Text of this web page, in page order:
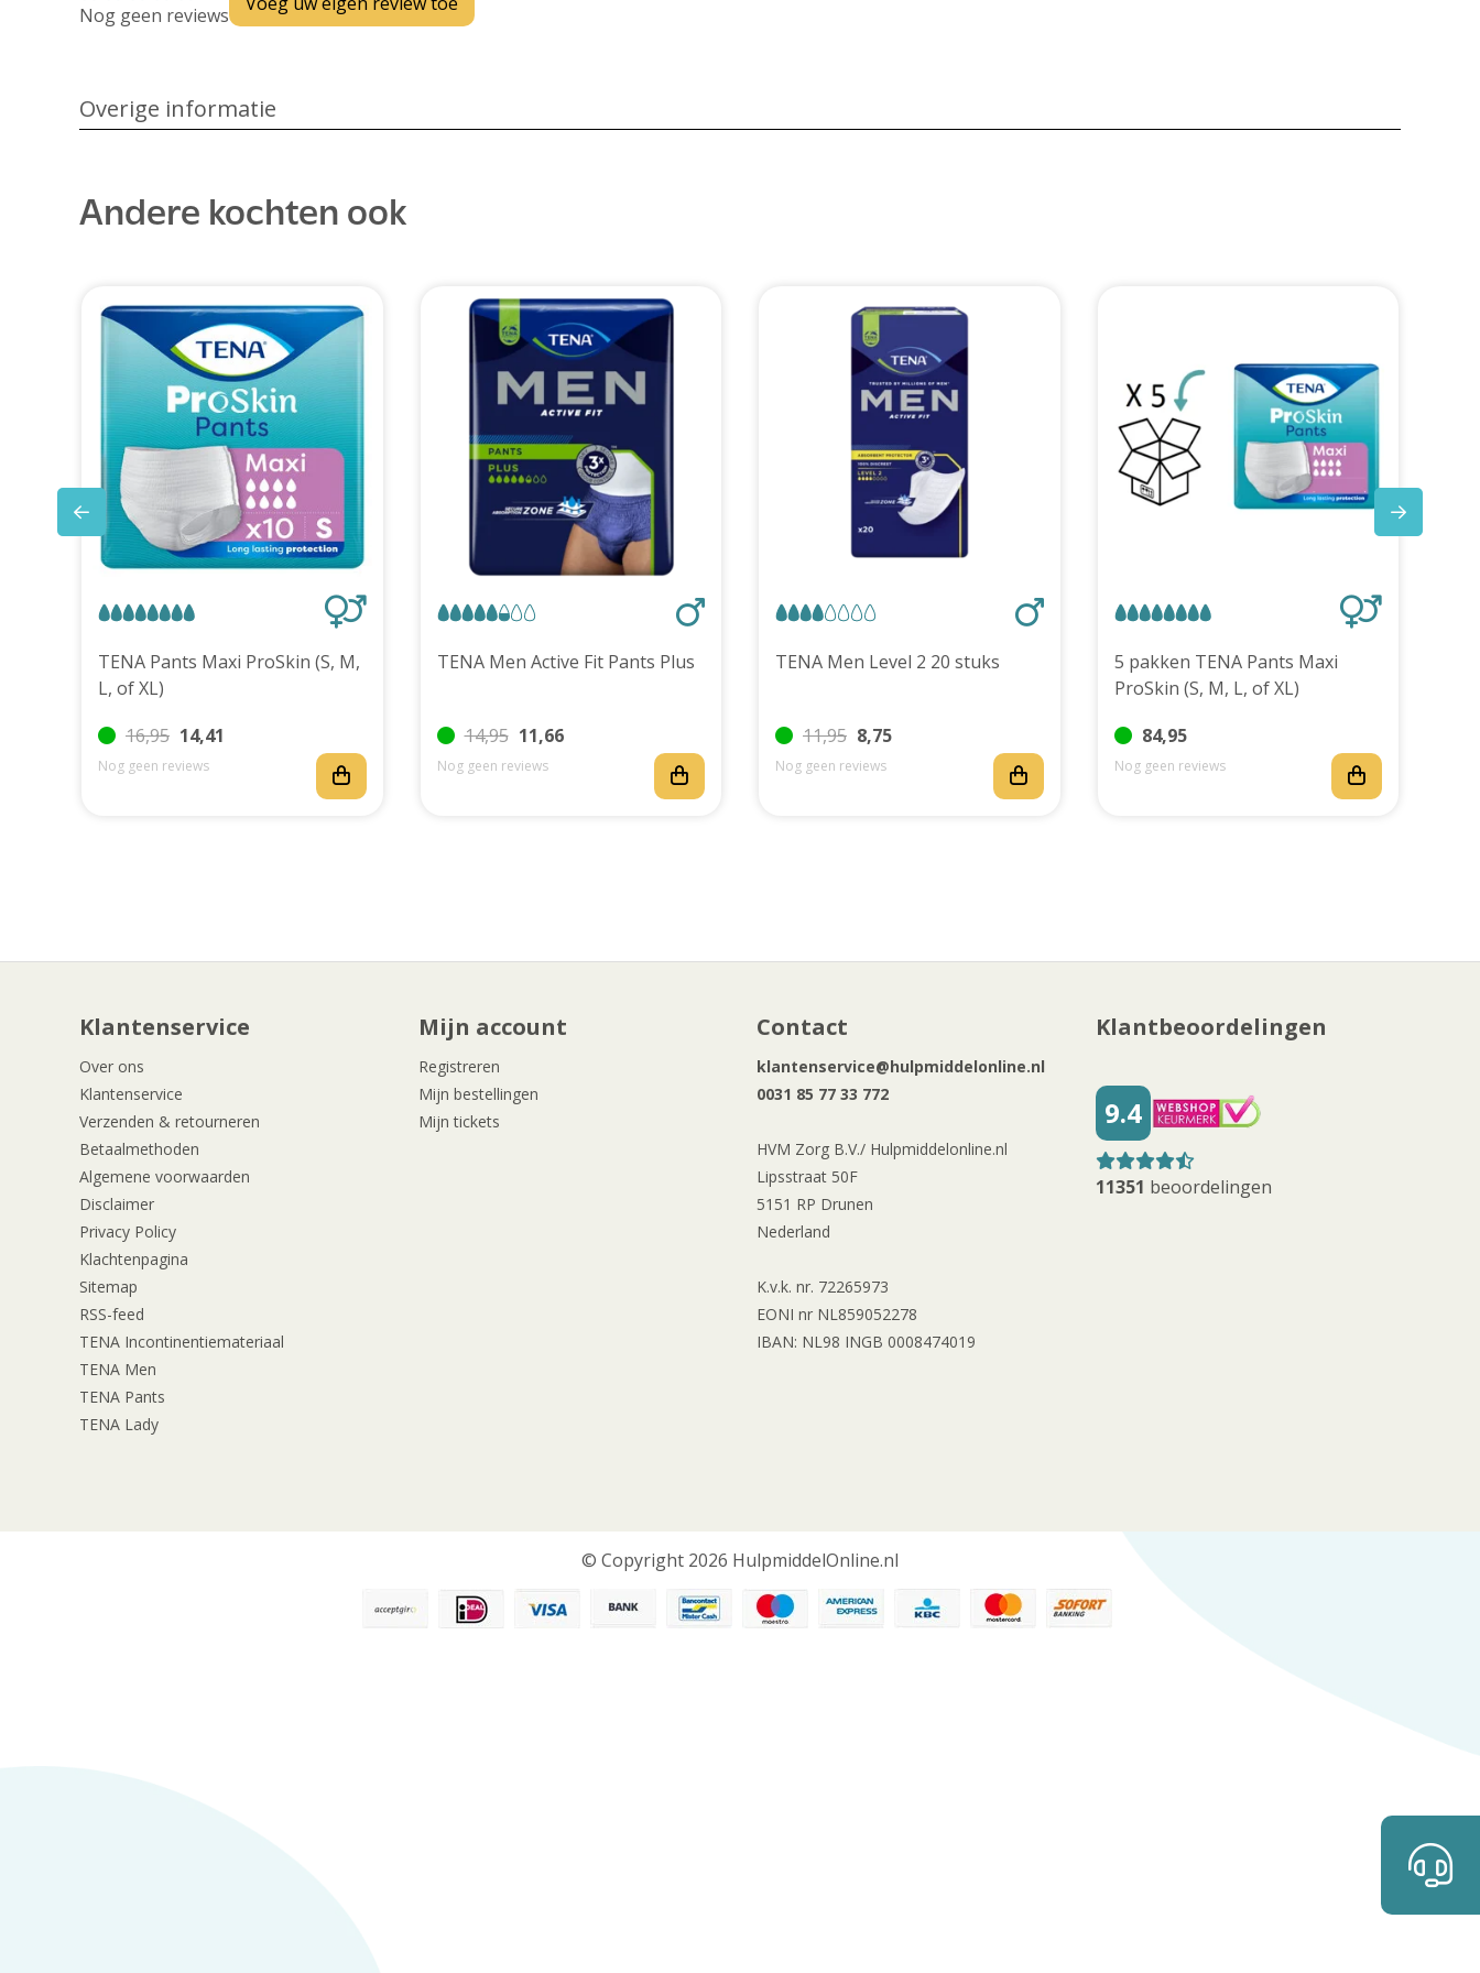
Nog geen reviews
Overige informatie
Andere kochten ook
TENA Pants Maxi ProSkin (S, M,
L, of XL)
16,95 14,41
Nog geen reviews
TENA Men Active Fit Pants Plus
14,95 11,66
Nog geen reviews
TENA Men Level 2 20 stuks
11,95 8,75
Nog geen reviews
5 pakken TENA Pants Maxi
ProSkin (S, M, L, of XL)
84,95
Nog geen reviews
Klantenservice
Over ons
Klantenservice
Verzenden & retourneren
Betaalmethoden
Algemene voorwaarden
Disclaimer
Privacy Policy
Klachtenpagina
Sitemap
RSS-feed
TENA Incontinentiemateriaal
TENA Men
TENA Pants
TENA Lady
Mijn account
Registreren
Mijn bestellingen
Mijn tickets
Contact
klantenservice@hulpmiddelonline.nl
0031 85 77 33 772
HVM Zorg B.V./ Hulpmiddelonline.nl
Lipsstraat 50F
5151 RP Drunen
Nederland
K.v.k. nr. 72265973
EONI nr NL859052278
IBAN: NL98 INGB 0008474019
Klantbeoordelingen
9.4
11351 beoordelingen
© Copyright 2026 HulpmiddelOnline.nl